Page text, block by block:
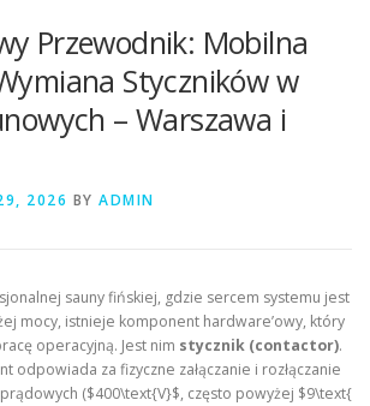
SPA, JACUZI W CAŁEJ POLSCE
Przewodnik: Mobilna
Styczników w
– Warszawa i
2026 BY ADMIN
sauny fińskiej, gdzie sercem systemu jest
mocy, istnieje komponent hardware’owy, który
operacyjną. Jest nim stycznik (contactor).
odpowiada za fizyczne załączanie i rozłączanie
($400\text{V}$, często powyżej $9\text{